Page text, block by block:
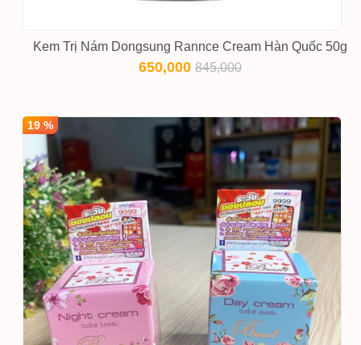
Kem Trị Nám Dongsung Rannce Cream Hàn Quốc 50g
650,000845,000
19 %